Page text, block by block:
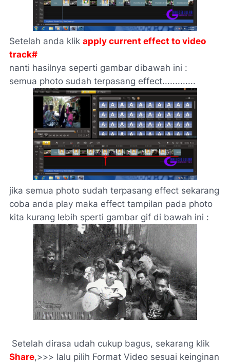
Setelah anda klik apply current effect to video
track#
nanti hasilnya seperti gambar dibawah ini :
semua photo sudah terpasang effect.............
jika semua photo sudah terpasang effect sekarang
coba anda play maka effect tampilan pada photo
kita kurang lebih sperti gambar gif di bawah ini :
Setelah dirasa udah cukup bagus, sekarang klik
Share,>>> lalu pilih Format Video sesuai keinginan